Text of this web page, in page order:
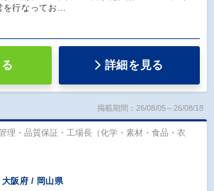
を行なってお…
詳細を見る
掲載期間：26/08/05～26/08/18
理・品質保証・工場長（化学・素材・食品・衣
大阪府 / 岡山県